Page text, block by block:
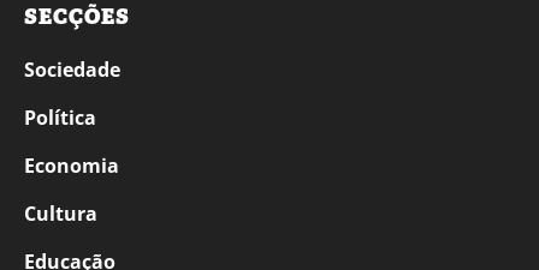
SECÇÕES
Sociedade
Política
Economia
Cultura
Educação